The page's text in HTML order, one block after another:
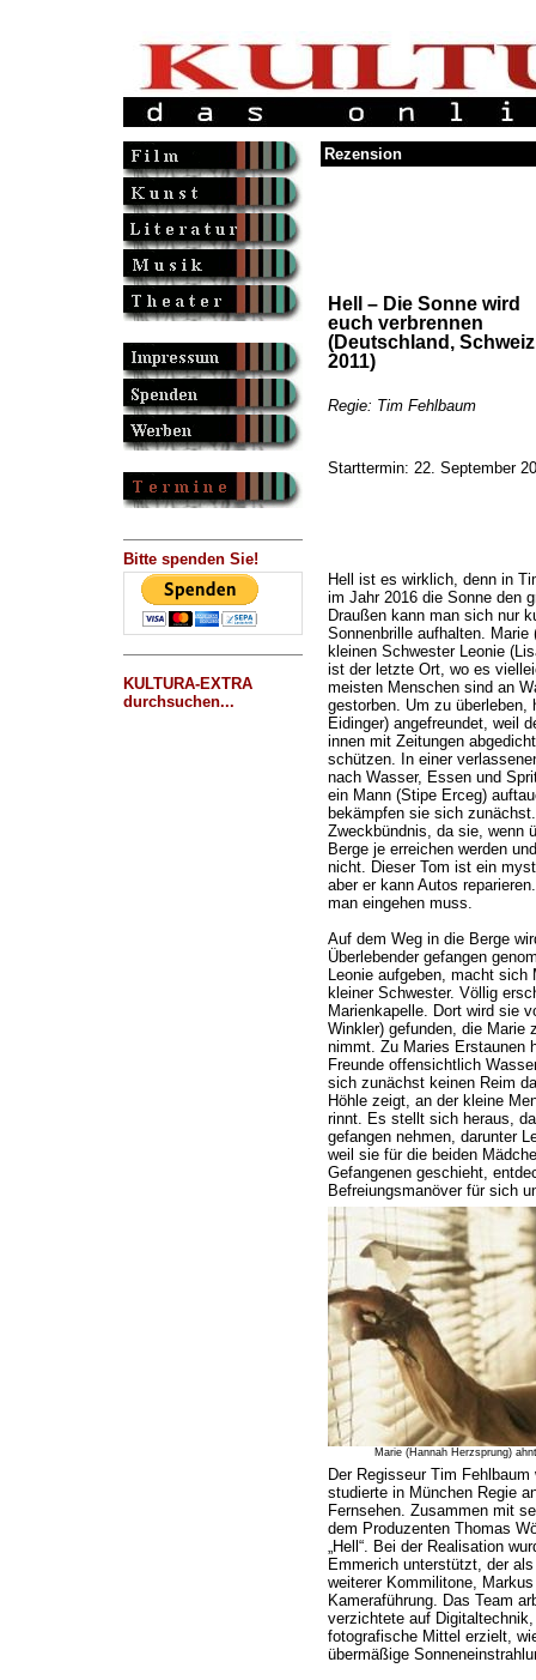
Bitte spenden Sie!
KULTURA-EXTRA
durchsuchen...
Rezension
Hell – Die Sonne wird
euch verbrennen
(Deutschland, Schweiz
2011)
Regie: Tim Fehlbaum
Starttermin: 22. September
Hell ist es wirklich, denn in
im Jahr 2016 die Sonne den
Draußen kann man sich nur
Sonnenbrille aufhalten.
kleinen Schwester Leonie
ist der letzte Ort, wo es
meisten Menschen sind an
gestorben. Um zu
Eidinger) angefreundet, weil
innen mit Zeitungen
schützen. In einer
nach Wasser, Essen und
ein Mann (Stipe Erceg)
bekämpfen sie sich
Zweckbündnis, da sie, wenn
Berge je erreichen werden
nicht. Dieser Tom ist ein
aber er kann Autos
man eingehen muss.
Auf dem Weg in die Berge
Überlebender gefangen
Leonie aufgeben, macht sich
kleiner Schwester. Völlig
Marienkapelle. Dort wird sie
Winkler) gefunden, die Marie
nimmt. Zu Maries Erstaunen
Freunde offensichtlich
sich zunächst keinen Reim
Höhle zeigt, an der kleine
rinnt. Es stellt sich heraus,
gefangen nehmen, darunter
weil sie für die beiden
Gefangenen geschieht,
Befreiungsmanöver für sich
Marie (Hannah Herzsprung)
Der Regisseur Tim
studierte in München Regie
Fernsehen. Zusammen mit
dem Produzenten Thomas
„Hell“. Bei der Realisation
Emmerich unterstützt, der
weiterer Kommilitone,
Kameraführung. Das Team
verzichtete auf
fotografische Mittel erzielt,
übermäßige